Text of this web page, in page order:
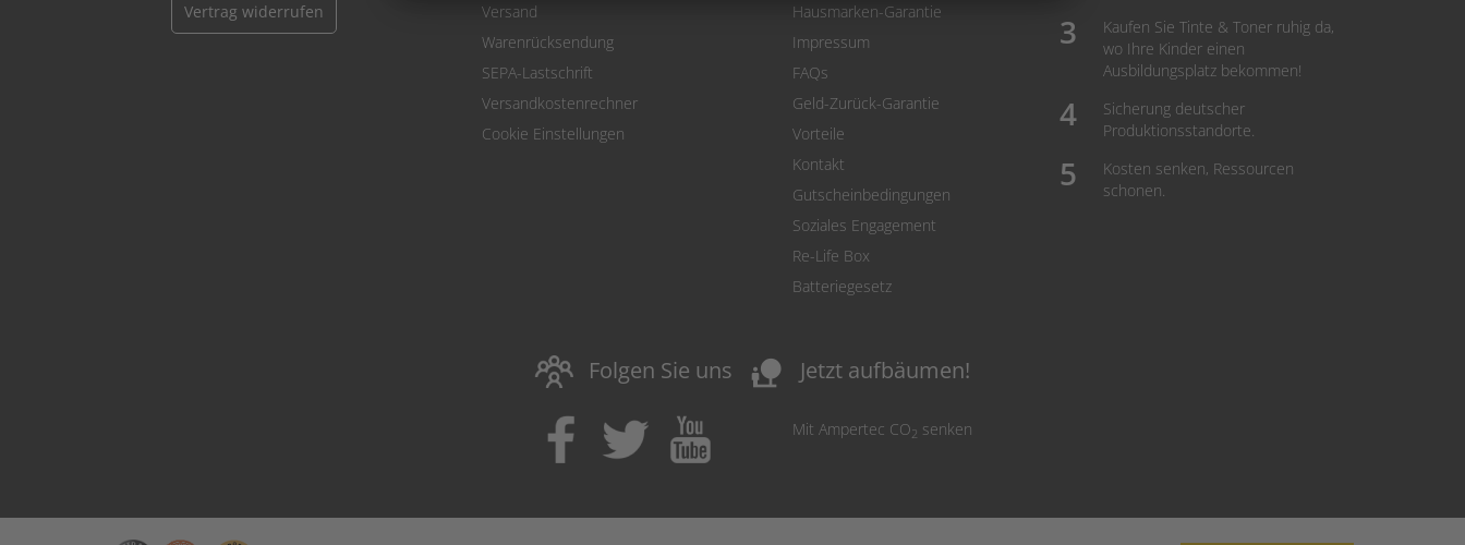
Vertrag widerrufen
Versand
Warenrücksendung
SEPA-Lastschrift
Versandkostenrechner
Cookie Einstellungen
Hausmarken-Garantie
Impressum
FAQs
Geld-Zurück-Garantie
Vorteile
Kontakt
Gutscheinbedingungen
Soziales Engagement
Re-Life Box
Batteriegesetz
Kaufen Sie Tinte & Toner ruhig da,
wo Ihre Kinder einen
Ausbildungsplatz bekommen!
Sicherung deutscher
Produktionsstandorte.
Kosten senken, Ressourcen
schonen.
Folgen Sie uns nature_people Jetzt aufbäumen!
Mit Ampertec CO2 senken